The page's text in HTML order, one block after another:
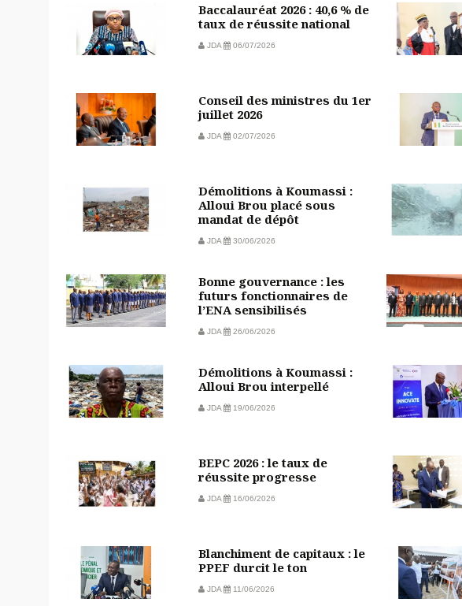
Baccalauréat 2026 : 40,6 % de
taux de réussite national
JDA 06/07/2026
Conseil des ministres du 1er
juillet 2026
JDA 02/07/2026
Démolitions à Koumassi :
Alloui Brou placé sous
mandat de dépôt
JDA 30/06/2026
Bonne gouvernance : les
futurs fonctionnaires de
l’ENA sensibilisés
JDA 26/06/2026
Démolitions à Koumassi :
Alloui Brou interpellé
JDA 19/06/2026
BEPC 2026 : le taux de
réussite progresse
JDA 16/06/2026
Blanchiment de capitaux : le
PPEF durcit le ton
JDA 11/06/2026